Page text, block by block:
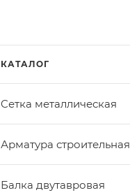
КАТАЛОГ
Cетка металлическая
Арматура строительная
Балка двутавровая